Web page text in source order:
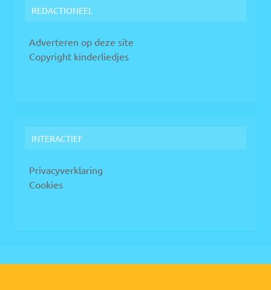
REDACTIONEEL
Adverteren op deze site
Copyright kinderliedjes
INTERACTIEF
Privacyverklaring
Cookies